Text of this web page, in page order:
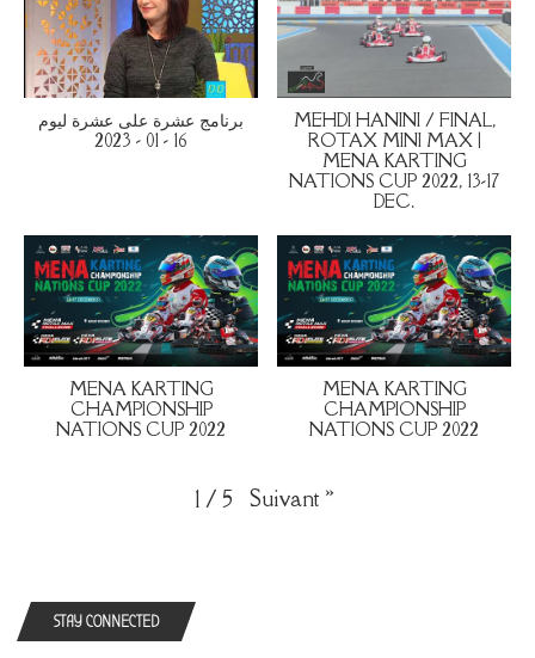
برنامج عشرة على عشرة ليوم
16 - 01 - 2023
MEHDI HANINI / FINAL,
ROTAX MINI MAX |
MENA KARTING
NATIONS CUP 2022, 13-17
DEC.
MENA KARTING
CHAMPIONSHIP
NATIONS CUP 2022
MENA KARTING
CHAMPIONSHIP
NATIONS CUP 2022
1 / 5 Suivant »
STAY CONNECTED